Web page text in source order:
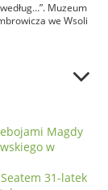
Muzeum
we Wsoli
Magdy
w
31-latek